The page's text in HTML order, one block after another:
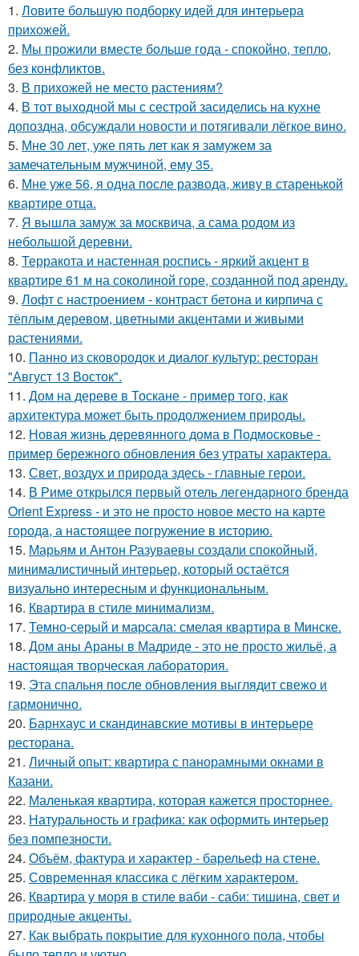
1. Ловите большую подборку идей для интерьера
прихожей.
2. Мы прожили вместе больше года - спокойно, тепло,
без конфликтов.
3. В прихожей не место растениям?
4. В тот выходной мы с сестрой засиделись на кухне
допоздна, обсуждали новости и потягивали лёгкое вино.
5. Мне 30 лет, уже пять лет как я замужем за
замечательным мужчиной, ему 35.
6. Мне уже 56, я одна после развода, живу в старенькой
квартире отца.
7. Я вышла замуж за москвича, а сама родом из
небольшой деревни.
8. Терракота и настенная роспись - яркий акцент в
квартире 61 м на соколиной горе, созданной под аренду.
9. Лофт с настроением - контраст бетона и кирпича с
тёплым деревом, цветными акцентами и живыми
растениями.
10. Панно из сковородок и диалог культур: ресторан
"Август 13 Восток".
11. Дом на дереве в Тоскане - пример того, как
архитектура может быть продолжением природы.
12. Новая жизнь деревянного дома в Подмосковье -
пример бережного обновления без утраты характера.
13. Свет, воздух и природа здесь - главные герои.
14. В Риме открылся первый отель легендарного бренда
Orient Express - и это не просто новое место на карте
города, а настоящее погружение в историю.
15. Марьям и Антон Разуваевы создали спокойный,
минималистичный интерьер, который остаётся
визуально интересным и функциональным.
16. Квартира в стиле минимализм.
17. Темно-серый и марсала: смелая квартира в Минске.
18. Дом аны Араны в Мадриде - это не просто жильё, а
настоящая творческая лаборатория.
19. Эта спальня после обновления выглядит свежо и
гармонично.
20. Барнхаус и скандинавские мотивы в интерьере
ресторана.
21. Личный опыт: квартира с панорамными окнами в
Казани.
22. Маленькая квартира, которая кажется просторнее.
23. Натуральность и графика: как оформить интерьер
без помпезности.
24. Объём, фактура и характер - барельеф на стене.
25. Современная классика с лёгким характером.
26. Квартира у моря в стиле ваби - саби: тишина, свет и
природные акценты.
27. Как выбрать покрытие для кухонного пола, чтобы